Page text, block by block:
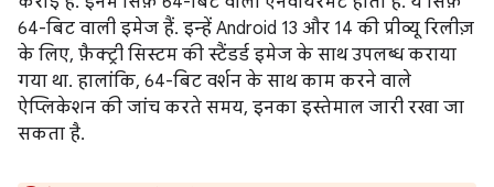
64-बिट वाली इमेज हैं. इन्हें Android 13 और 14 की प्रीव्यू रिलीज़
के लिए, फ़ैक्ट्री सिस्टम की स्टैंडर्ड इमेज के साथ उपलब्ध कराया
गया था. हालांकि, 64-बिट वर्शन के साथ काम करने वाले
ऐप्लिकेशन की जांच करते समय, इनका इस्तेमाल जारी रखा जा
सकता है.